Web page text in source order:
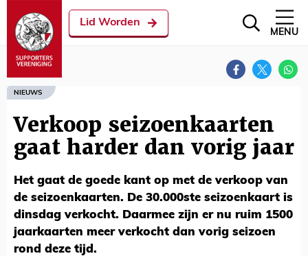
Lid Worden
MENU
NIEUWS
Verkoop seizoenkaarten
gaat harder dan vorig jaar
Het gaat de goede kant op met de verkoop van
de seizoenkaarten. De 30.000ste seizoenkaart is
dinsdag verkocht. Daarmee zijn er nu ruim 1500
jaarkaarten meer verkocht dan vorig seizoen
rond deze tijd.